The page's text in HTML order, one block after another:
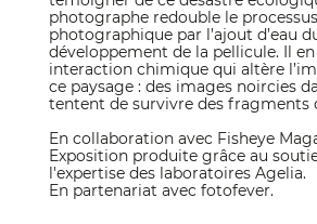
photographe redouble le
photographique par l’ajout d’eau
développement de la pellicule. Il
interaction chimique qui altère
ce paysage : des images noircies
tentent de survivre des fragments
En collaboration avec Fisheye
Exposition produite grâce au
l'expertise des laboratoires Agelia.
En partenariat avec fotofever.